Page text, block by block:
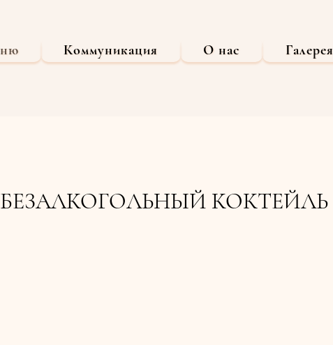
Коммуникация О нас Галерея
БЕЗАЛКОГОЛЬНЫЙ КОКТЕЙЛЬ